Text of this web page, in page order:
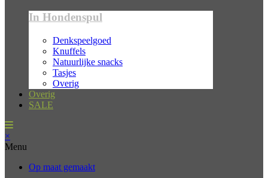
In Hondenspul
Denkspeelgoed
Knuffels
Natuurlijke snacks
Tasjes
Overig
Overig
SALE
×
Menu
Op maat gemaakt